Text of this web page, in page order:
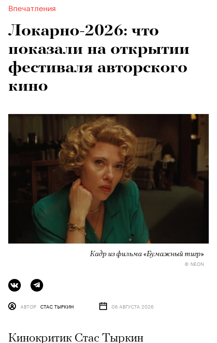
Впечатления
Локарно-2026: что
показали на открытии
фестиваля авторского
кино
Кадр из фильма «Бумажный тигр»
© NEON
АВТОР СТАС ТЫРКИН 06 АВГУСТА 2026
Кинокритик Стас Тыркин